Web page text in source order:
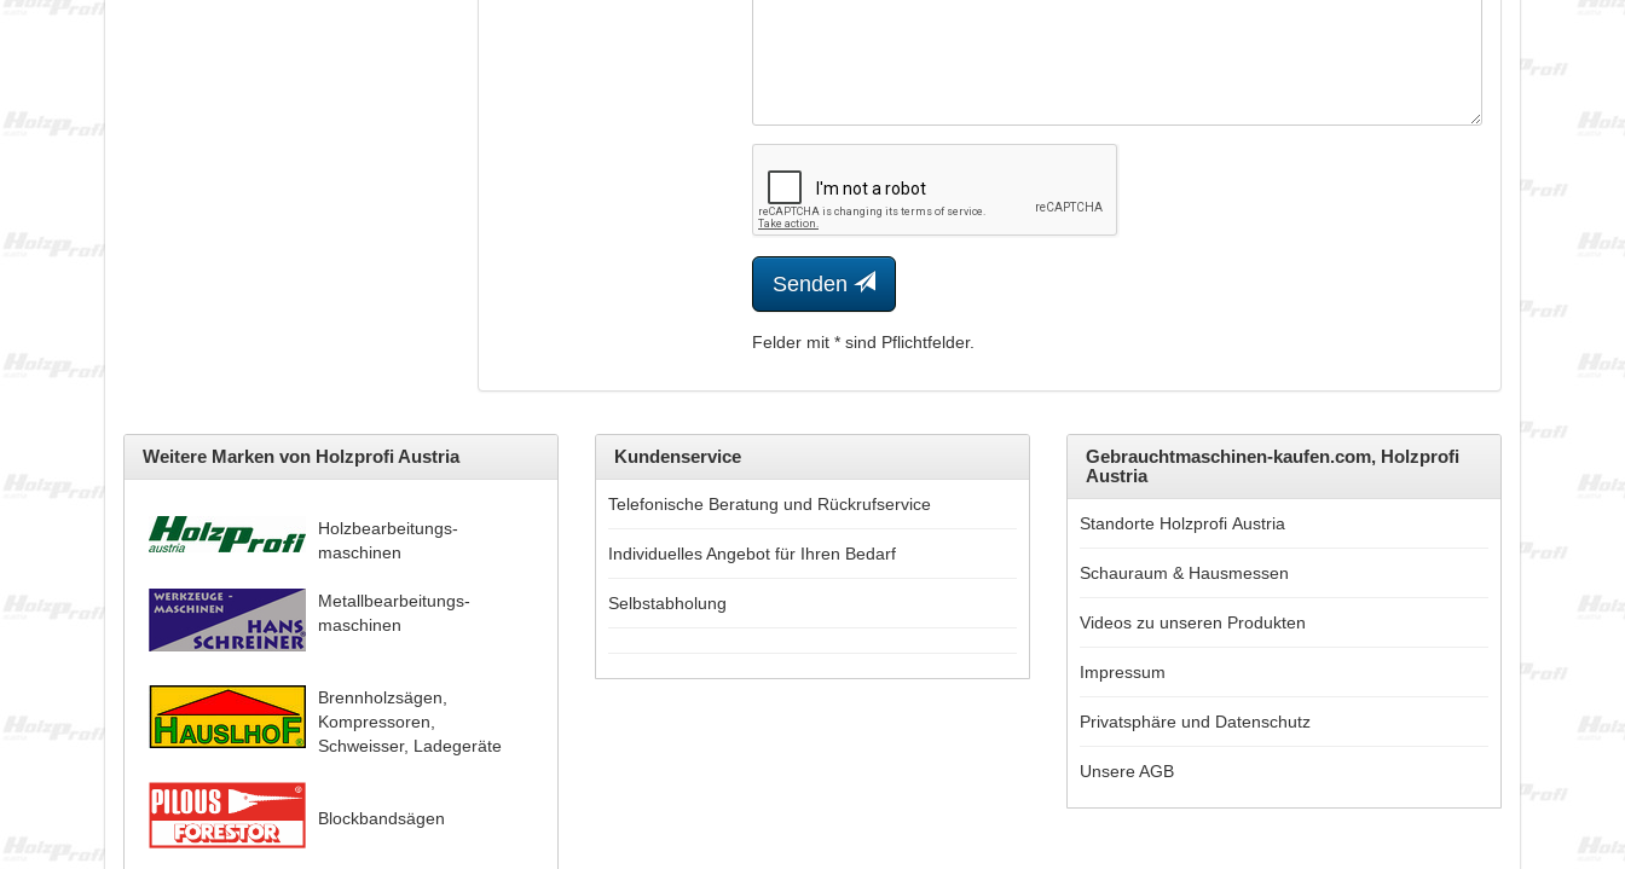
Senden
Felder mit * sind Pflichtfelder.
Weitere Marken von Holzprofi Austria
Holzbearbeitungs-
maschinen
Metallbearbeitungs-
maschinen
Brennholzsägen,
Kompressoren,
Schweisser, Ladegeräte
Blockbandsägen
Kundenservice
Telefonische Beratung und Rückrufservice
Individuelles Angebot für Ihren Bedarf
Selbstabholung
Gebrauchtmaschinen-kaufen.com, Holzprofi
Austria
Standorte Holzprofi Austria
Schauraum & Hausmessen
Videos zu unseren Produkten
Impressum
Privatsphäre und Datenschutz
Unsere AGB